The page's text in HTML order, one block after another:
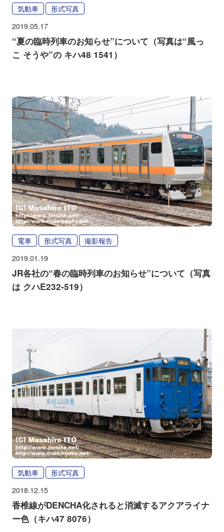
気動車 形式写真
2019.05.17
“夏の臨時列車のお知らせ”について（写真は“風っ
こ そうや”の キハ48 1541）
電車 形式写真 撮影報告
2019.01.19
JR各社の“春の臨時列車のお知らせ”について（写真
は クハE232-519）
気動車 形式写真
2018.12.15
香椎線がDENCHA化されると消滅するアクアライナ
ー色（キハ47 8076）